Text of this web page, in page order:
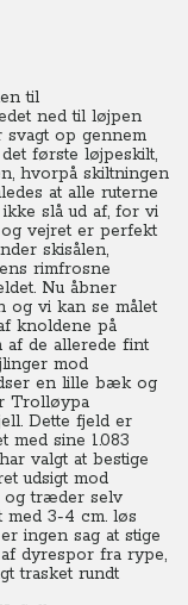
til
ned til løjpen
op gennem
første løjpeskilt,
hvorpå skiltningen
at alle ruterne
slå ud af, for vi
vejret er perfekt
skisålen,
rimfrosne
Nu åbner
og vi kan se målet
knoldene på
de allerede fint
mod
en lille bæk og
Trolløypa
Dette fjeld er
med sine 1.083
valgt at bestige
udsigt mod
og træder selv
med 3-4 cm. løs
ingen sag at stige
dyrespor fra rype,
trasket rundt